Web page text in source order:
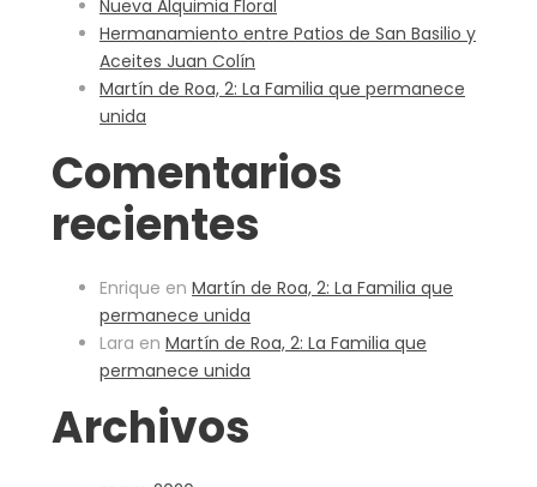
Nueva Alquimia Floral
Hermanamiento entre Patios de San Basilio y
Aceites Juan Colín
Martín de Roa, 2: La Familia que permanece
unida
Comentarios
recientes
Enrique en Martín de Roa, 2: La Familia que
permanece unida
Lara en Martín de Roa, 2: La Familia que
permanece unida
Archivos